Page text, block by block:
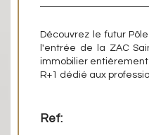
Découvrez le futur
l'entrée de la ZAC
immobilier
R+1 dédié aux
Ref: